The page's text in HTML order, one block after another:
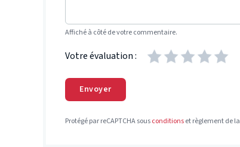
Affiché à côté de votre commentaire.
Votre évaluation :
Envoyer
Protégé par reCAPTCHA sousconditionset règlement de la